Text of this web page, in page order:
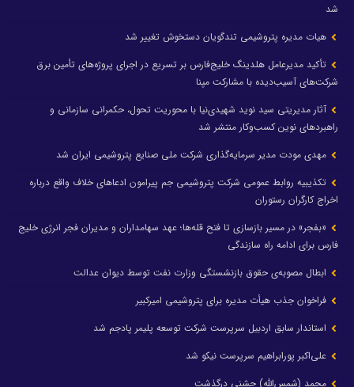
شد
هیات مدیره پتروشیمی تندگویان دستخوش تغییر شد
تأکید مدیرعامل هلدینگ خلیج‌فارس بر تسریع در اجرای پروژه‌های تأمین برق
شرکت‌های آسیب‌دیده با مشارکت مپنا
آثار مدیریتی سید نوید شهیدی‌نیا با محوریت تحول، حکمرانی سازمانی و
راهبردهای نوین کسب‌وکار منتشر شد
مهدی مودت مدیر سرمایه‌گذاری شرکت ملی صنایع پتروشیمی ایران شد
تکذیبیه روابط عمومی شرکت پتروشیمی جم پیرامون ادعاهای خلاف واقع درباره
اخراج کارگران رستوران
«بفجر» در مسیر بازسازی تا فتح قله‌ها؛ عهد سهامداران و مدیران فجر انرژی خلیج
فارس برای ادامه راه سازندگی
ابطال مصوبه‌ی حقوق بازنشستگی وزارت نفت توسط دیوان عدالت
فراخوان جذب هیأت مدیره برای پتروشیمی امیرکبیر
استاندار سابق اردبیل سرپرست شرکت توسعه پلیمر پادجم شد
علی‌اکبر پورابراهیم سرپرست نیکو شد
محمد (شمس‌الله) جشنی درگذشت